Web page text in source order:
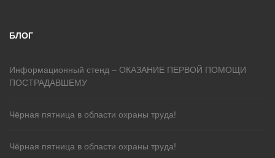
БЛОГ
Информационный стенд – ОКАЗАНИЕ ПЕРВОЙ ПОМОЩИ
ПОСТРАДАВШЕМУ
Чёрная пятница в области охраны труда!
Чёрная пятница в области охраны труда!